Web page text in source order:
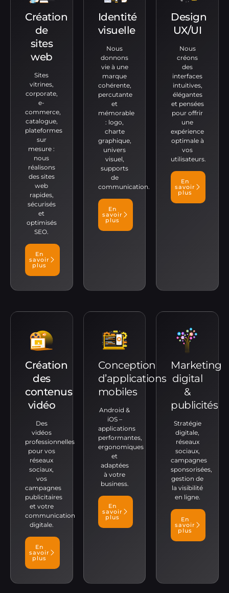
Création
de
sites
web
Sites
vitrines,
corporate,
e-
commerce,
catalogue,
plateformes
sur
mesure :
nous
réalisons
des sites
web
rapides,
sécurisés
et
optimisés
SEO.
En
savoir
plus
Identité
visuelle
Nous
donnons
vie à une
marque
cohérente,
percutante
et
mémorable
: logo,
charte
graphique,
univers
visuel,
supports
de
communication.
En
savoir
plus
Design
UX/UI
Nous
créons
des
interfaces
intuitives,
élégantes
et pensées
pour offrir
une
expérience
optimale à
vos
utilisateurs.
En
savoir
plus
Création
des
contenus
vidéo
Des
vidéos
professionnelles
pour vos
réseaux
sociaux,
vos
campagnes
publicitaires
et votre
communication
digitale.
En
savoir
plus
Conception
d’applications
mobiles
Android &
iOS –
applications
performantes,
ergonomiques
et
adaptées
à votre
business.
En
savoir
plus
Marketing
digital
&
publicités
Stratégie
digitale,
réseaux
sociaux,
campagnes
sponsorisées,
gestion de
la visibilité
en ligne.
En
savoir
plus